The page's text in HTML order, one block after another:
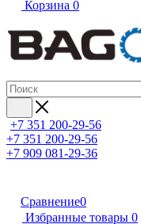
Корзина 0
+7 351 200-29-56
+7 351 200-29-56
+7 909 081-29-36
Сравнение0
Избранные товары 0